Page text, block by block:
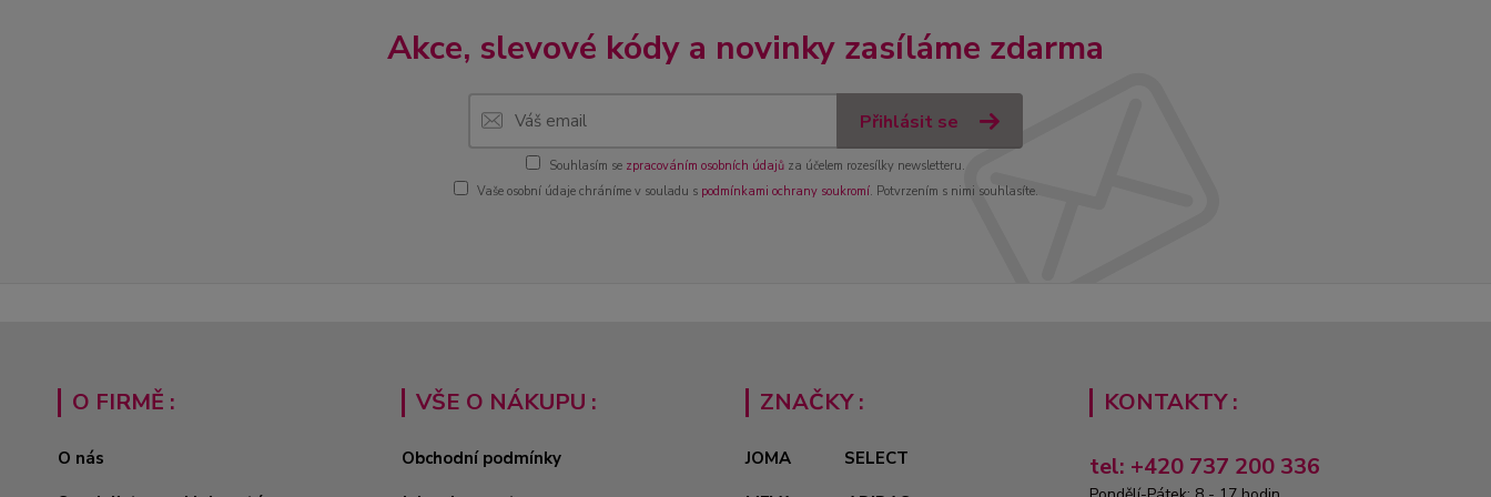
Akce, slevové kódy a novinky zasíláme zdarma
Přihlásit se
Souhlasím se zpracováním osobních údajů za účelem rozesílky newsletteru.
Vaše osobní údaje chráníme v souladu s podmínkami ochrany soukromí. Potvrzením s nimi souhlasíte.
O FIRMĚ :
O nás
VŠE O NÁKUPU :
Obchodní podmínky
ZNAČKY :
JOMA
SELECT
KONTAKTY :
tel: +420 737 200 336